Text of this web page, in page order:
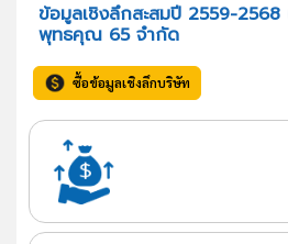
ข้อมูลเชิงลึกสะสมปี 2559-
พุทธคุณ 65 จำกัด
ซื้อข้อมูลเชิงลึกบริษัท